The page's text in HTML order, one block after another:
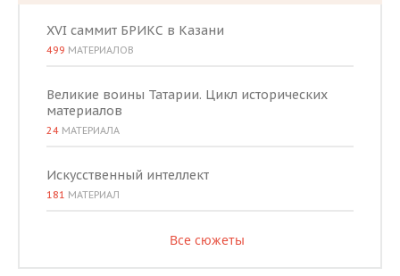
XVI саммит БРИКС в Казани
499 МАТЕРИАЛОВ
Великие воины Татарии. Цикл исторических
материалов
24 МАТЕРИАЛА
Искусственный интеллект
181 МАТЕРИАЛ
Все сюжеты